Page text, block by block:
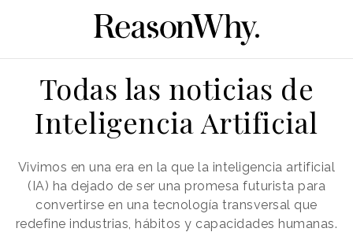
Todas las noticias de
Inteligencia Artificial
Vivimos en una era en la que la inteligencia artificial
(IA) ha dejado de ser una promesa futurista para
convertirse en una tecnología transversal que
redefine industrias, hábitos y capacidades humanas.